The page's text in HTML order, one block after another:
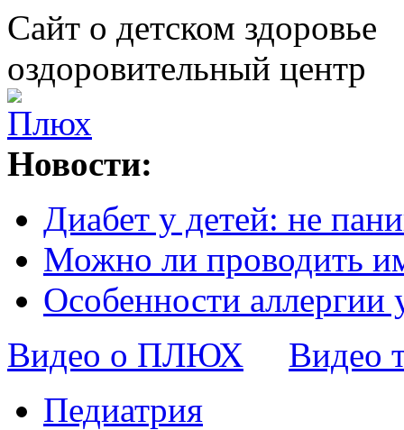
Сайт о детском здоровье
оздоровительный центр
Новости:
Диабет у детей: не
Можно ли проводить
Особенности аллергии
Видео о ПЛЮХ
Видео
Педиатрия